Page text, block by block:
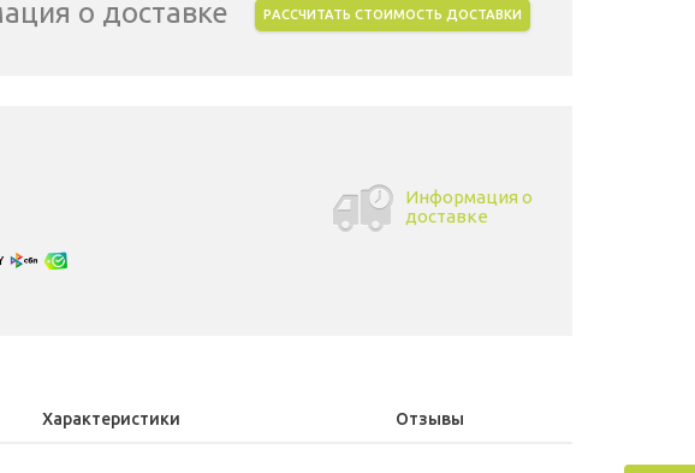
о доставке РАССЧИТАТЬ СТОИМОСТЬ ДОСТАВКИ
Информация о
доставке
Характеристики Отзывы